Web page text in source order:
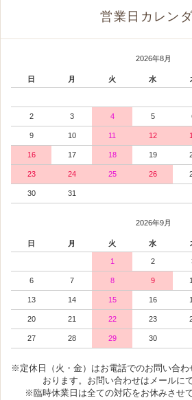
営業日カレン
2026年8月
日 月 火 水
2 3 4 5
9 10 11 12
16 17 18 19
23 24 25 26
30 31
2026年9月
日 月 火 水
1 2
6 7 8 9
13 14 15 16
20 21 22 23
27 28 29 30
※定休日（火・金）はお電話でのお問い合わ
おります。お問い合わせはメールに
※臨時休業日は全ての対応をお休みさせ